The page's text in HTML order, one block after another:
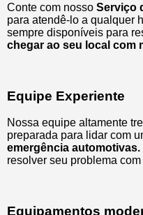
Conte com nosso Serviço
para atendê-lo a qualquer
sempre disponíveis para
chegar ao seu local com
Equipe Experiente
Nossa equipe altamente
preparada para lidar com
emergência automotivas.
resolver seu problema
Equipamentos